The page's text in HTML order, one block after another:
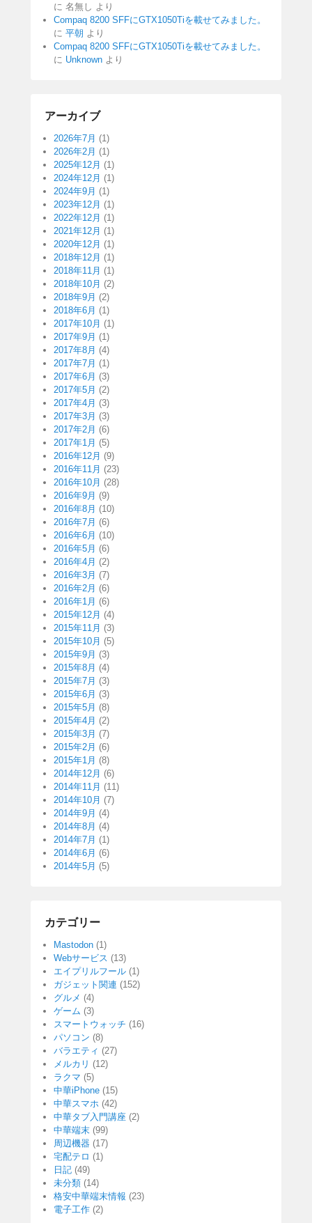
に 名無し より
Compaq 8200 SFFにGTX1050Tiを載せてみました。
に 平朝 より
Compaq 8200 SFFにGTX1050Tiを載せてみました。
に Unknown より
アーカイブ
2026年7月 (1)
2026年2月 (1)
2025年12月 (1)
2024年12月 (1)
2024年9月 (1)
2023年12月 (1)
2022年12月 (1)
2021年12月 (1)
2020年12月 (1)
2018年12月 (1)
2018年11月 (1)
2018年10月 (2)
2018年9月 (2)
2018年6月 (1)
2017年10月 (1)
2017年9月 (1)
2017年8月 (4)
2017年7月 (1)
2017年6月 (3)
2017年5月 (2)
2017年4月 (3)
2017年3月 (3)
2017年2月 (6)
2017年1月 (5)
2016年12月 (9)
2016年11月 (23)
2016年10月 (28)
2016年9月 (9)
2016年8月 (10)
2016年7月 (6)
2016年6月 (10)
2016年5月 (6)
2016年4月 (2)
2016年3月 (7)
2016年2月 (6)
2016年1月 (6)
2015年12月 (4)
2015年11月 (3)
2015年10月 (5)
2015年9月 (3)
2015年8月 (4)
2015年7月 (3)
2015年6月 (3)
2015年5月 (8)
2015年4月 (2)
2015年3月 (7)
2015年2月 (6)
2015年1月 (8)
2014年12月 (6)
2014年11月 (11)
2014年10月 (7)
2014年9月 (4)
2014年8月 (4)
2014年7月 (1)
2014年6月 (6)
2014年5月 (5)
カテゴリー
Mastodon (1)
Webサービス (13)
エイプリルフール (1)
ガジェット関連 (152)
グルメ (4)
ゲーム (3)
スマートウォッチ (16)
パソコン (8)
バラエティ (27)
メルカリ (12)
ラクマ (5)
中華iPhone (15)
中華スマホ (42)
中華タブ入門講座 (2)
中華端末 (99)
周辺機器 (17)
宅配テロ (1)
日記 (49)
未分類 (14)
格安中華端末情報 (23)
電子工作 (2)